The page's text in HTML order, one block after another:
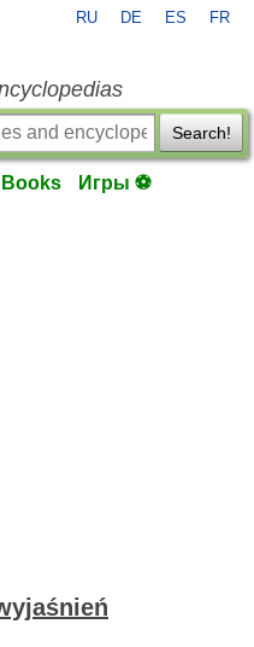
RU DE ES FR
Search!
Books Игры ⚽